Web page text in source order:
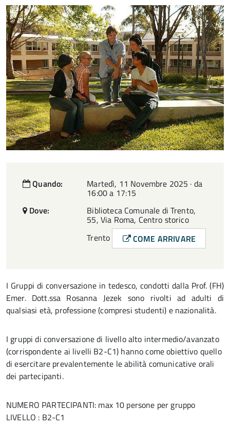
Quando: Martedì, 11 Novembre 2025 · da
16:00 a 17:15
Dove:
Biblioteca Comunale di Trento,
55, Via Roma, Centro storico
Trento
COME ARRIVARE
I Gruppi di conversazione in tedesco, condotti dalla Prof. (FH)
Emer. Dott.ssa Rosanna Jezek sono rivolti ad adulti di
qualsiasi età, professione (compresi studenti) e nazionalità.
I gruppi di conversazione di livello alto intermedio/avanzato
(corrispondente ai livelli B2-C1) hanno come obiettivo quello
di esercitare prevalentemente le abilità comunicative orali
dei partecipanti.
NUMERO PARTECIPANTI: max 10 persone per gruppo
LIVELLO : B2-C1